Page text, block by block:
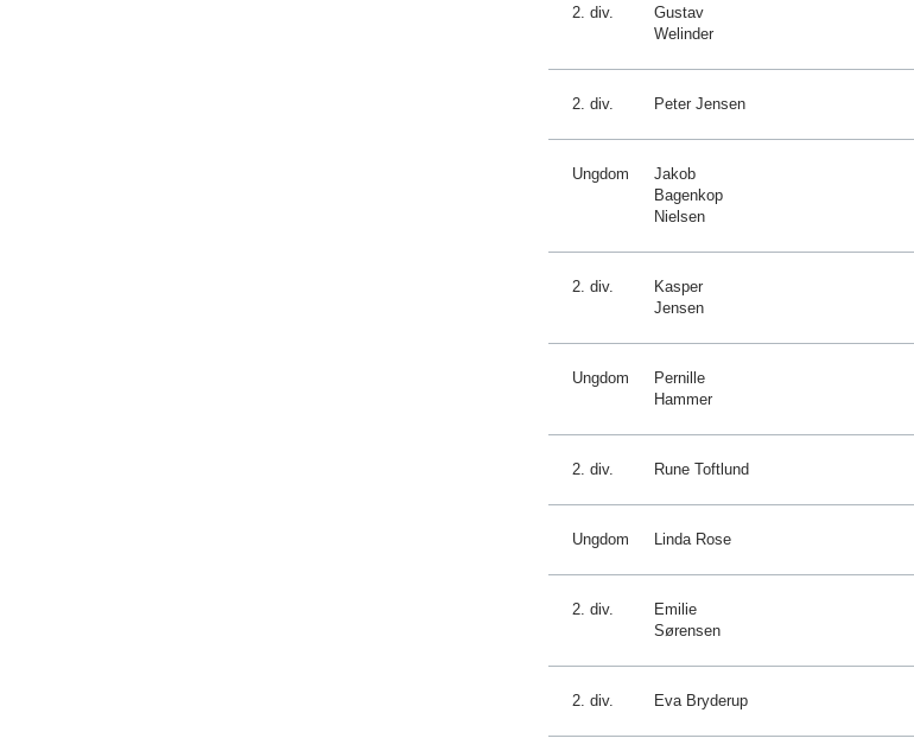
2. div.
Gustav
Welinder
2. div. Peter Jensen
Ungdom
Jakob
Bagenkop
Nielsen
2. div.
Kasper
Jensen
Ungdom
Pernille
Hammer
2. div. Rune Toftlund
Ungdom Linda Rose
2. div.
Emilie
Sørensen
2. div. Eva Bryderup